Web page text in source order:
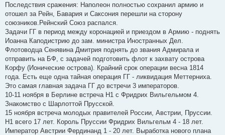
Последствия сражения: Наполеон полностью сохранил армию и
отошел за Рейн, Бавария и Саксония перешли на сторону
союзников.Рейнский Союз распался.
Задачи ГГ в период между коронацией и приездом в Армию - поднять
Иоанна Каподистрию до зам. министра Иностранных Дел.
Флотоводца Сенявина Дмитрия поднять до звания Адмирала и
отправить на БФ, с задачей подготовить флот к захвату острова
Корфу (Ионические острова). Крайний срок операции весна 1814
года. Есть еще одна тайная операция ГГ - ликвидация Меттерниха.
Это самая главная задача ГГ до встречи 3 императоров.
10-11 ноября в Берлине встреча Н1 с Фридрих Вильгельмом 4.
Знакомство с Шарлоттой Прусской.
15 ноября встреча молодых правителей России, Австрии, Пруссии.
Н1 всего 17 лет. Король Пруссии Фридрих Вильгельм 4 - 18 лет.
Император Австрии Фердинанд 1 - 20 лет. Выработка нового плана